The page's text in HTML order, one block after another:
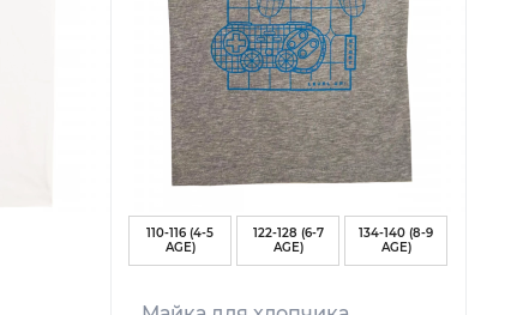
110-116 (4-5
AGE)
122-128 (6-7
AGE)
134-140 (8-9
AGE)